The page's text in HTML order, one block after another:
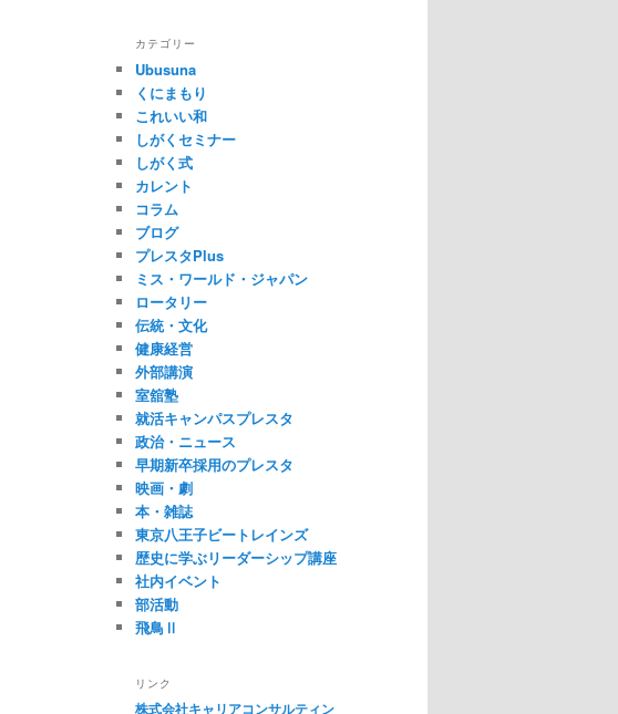
カテゴリー
Ubusuna
くにまもり
これいい和
しがくセミナー
しがく式
カレント
コラム
ブログ
プレスタPlus
ミス・ワールド・ジャパン
ロータリー
伝統・文化
健康経営
外部講演
室舘塾
就活キャンパスプレスタ
政治・ニュース
早期新卒採用のプレスタ
映画・劇
本・雑誌
東京八王子ビートレインズ
歴史に学ぶリーダーシップ講座
社内イベント
部活動
飛鳥Ⅱ
リンク
株式会社キャリアコンサルティン